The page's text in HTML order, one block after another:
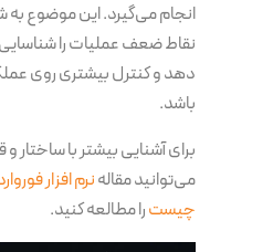
انجام می‌گیرد. این موضوع
نقاط ضعف عملیات را شناسایی
دهد و کنترل بیشتری روی
باشد.
برای آشنایی بیشتر با ساختار
می‌توانید مقالهنرم افزار
چیسترا مطالعه کنید.